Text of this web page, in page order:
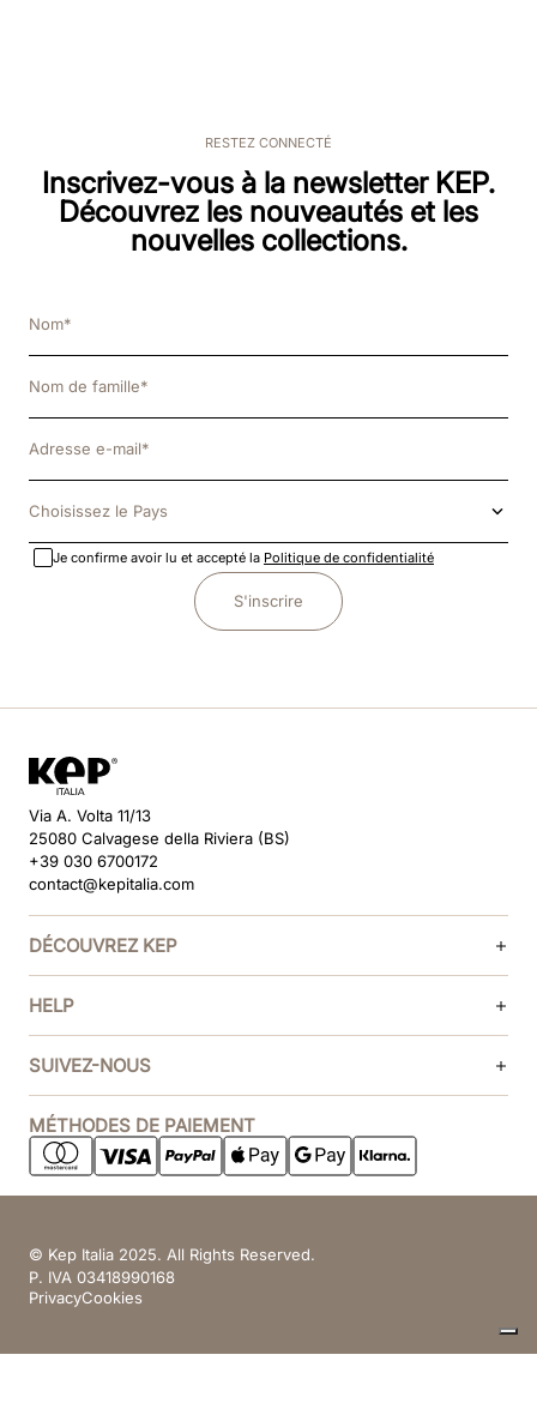
RESTEZ CONNECTÉ
Inscrivez-vous à la newsletter KEP.
Découvrez les nouveautés et les
nouvelles collections.
Choisissez le Pays
Je confirme avoir lu et accepté la Politique de confidentialité
S'inscrire
Via A. Volta 11/13
25080 Calvagese della Riviera (BS)
+39 030 6700172
contact@kepitalia.com
DÉCOUVREZ KEP
HELP
SUIVEZ-NOUS
MÉTHODES DE PAIEMENT
© Kep Italia 2025. All Rights Reserved.
P. IVA 03418990168
PrivacyCookies